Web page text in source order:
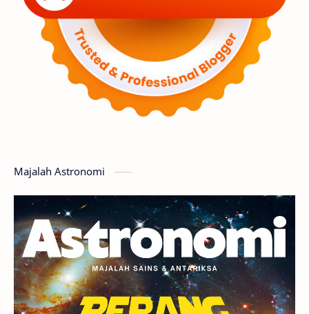
Luar Angkasa Video Aurora
Supernova Nebula Sponsored
Mars Planet Katai
GMT 2016
Planet Kerdil Bumi Pengetahuan
Berita Hujan Meteor Satelit Alami
Rasi Bintang Teleskop Saturnus
Majalah Astronomi